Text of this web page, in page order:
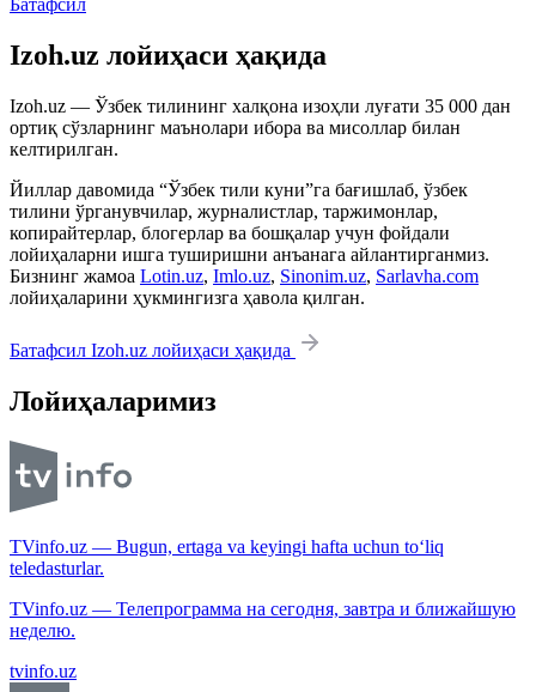
Izoh.uz лойиҳаси ҳақида
Izoh.uz — Ўзбек тилининг халқона изоҳли луғати 35 000 дан
ортиқ сўзларнинг маънолари ибора ва мисоллар билан
келтирилган.
Йиллар давомида “Ўзбек тили куни”га бағишлаб, ўзбек
тилини ўрганувчилар, журналистлар, таржимонлар,
копирайтерлар, блогерлар ва бошқалар учун фойдали
лойиҳаларни ишга туширишни анъанага айлантирганмиз.
Бизнинг жамоа Lotin.uz, Imlo.uz, Sinonim.uz, Sarlavha.com
лойиҳаларини ҳукмингизга ҳавола қилган.
Батафсил Izoh.uz лойиҳаси ҳақида
Лойиҳаларимиз
TVinfo.uz — Bugun, ertaga va keyingi hafta uchun to‘liq
teledasturlar.
TVinfo.uz — Телепрограмма на сегодня, завтра и ближайшую
неделю.
tvinfo.uz